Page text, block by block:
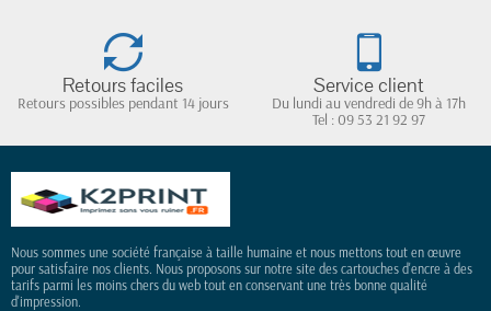
Retours faciles
Retours possibles pendant 14 jours
Service client
Du lundi au vendredi de 9h à 17h
Tel : 09 53 21 92 97
Nous sommes une société française à taille humaine et nous mettons tout en œuvre
pour satisfaire nos clients. Nous proposons sur notre site des cartouches d'encre à des
tarifs parmi les moins chers du web tout en conservant une très bonne qualité
d'impression.